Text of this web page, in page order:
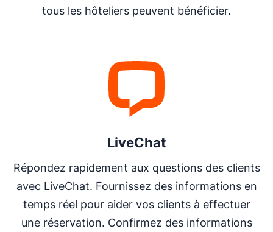
tous les hôteliers peuvent bénéficier.
LiveChat
Répondez rapidement aux questions des clients
avec LiveChat. Fournissez des informations en
temps réel pour aider vos clients à effectuer
une réservation. Confirmez des informations